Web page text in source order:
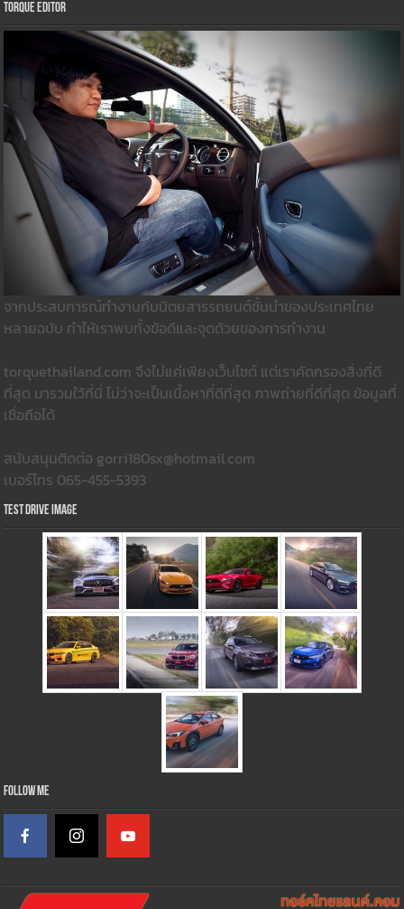
Torque Editor
จากประสบการณ์ทำงานกับนิตยสารรถยนต์ชั้นนำของประเทศไทย
หลายฉบับ ทำให้เราพบทั้งข้อดีและจุดด้วยของการทำงาน
torquethailand.com จึงไม่แค่เพียงเว็บไซต์ แต่เราคัดกรองสิ่งที่ดี
ที่สุด มารวมใว้ที่นี่ ไม่ว่าจะเป็นเนื้อหาที่ดีที่สุด ภาพถ่ายที่ดีที่สุด ข้อมูลที่
เชื่อถือได้
สนับสนุนติดต่อ gorri180sx@hotmail.com
เบอร์โทร 065-455-5393
Test Drive Image
Follow Me